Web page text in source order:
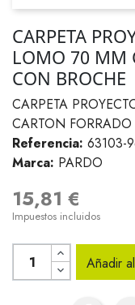
CARPETA
LOMO 70 MM
CON BROCHE
CARPETA
CARTON
Referencia: 63103-
Marca: PARDO
15,81 €
Impuestos incluidos
Añadir